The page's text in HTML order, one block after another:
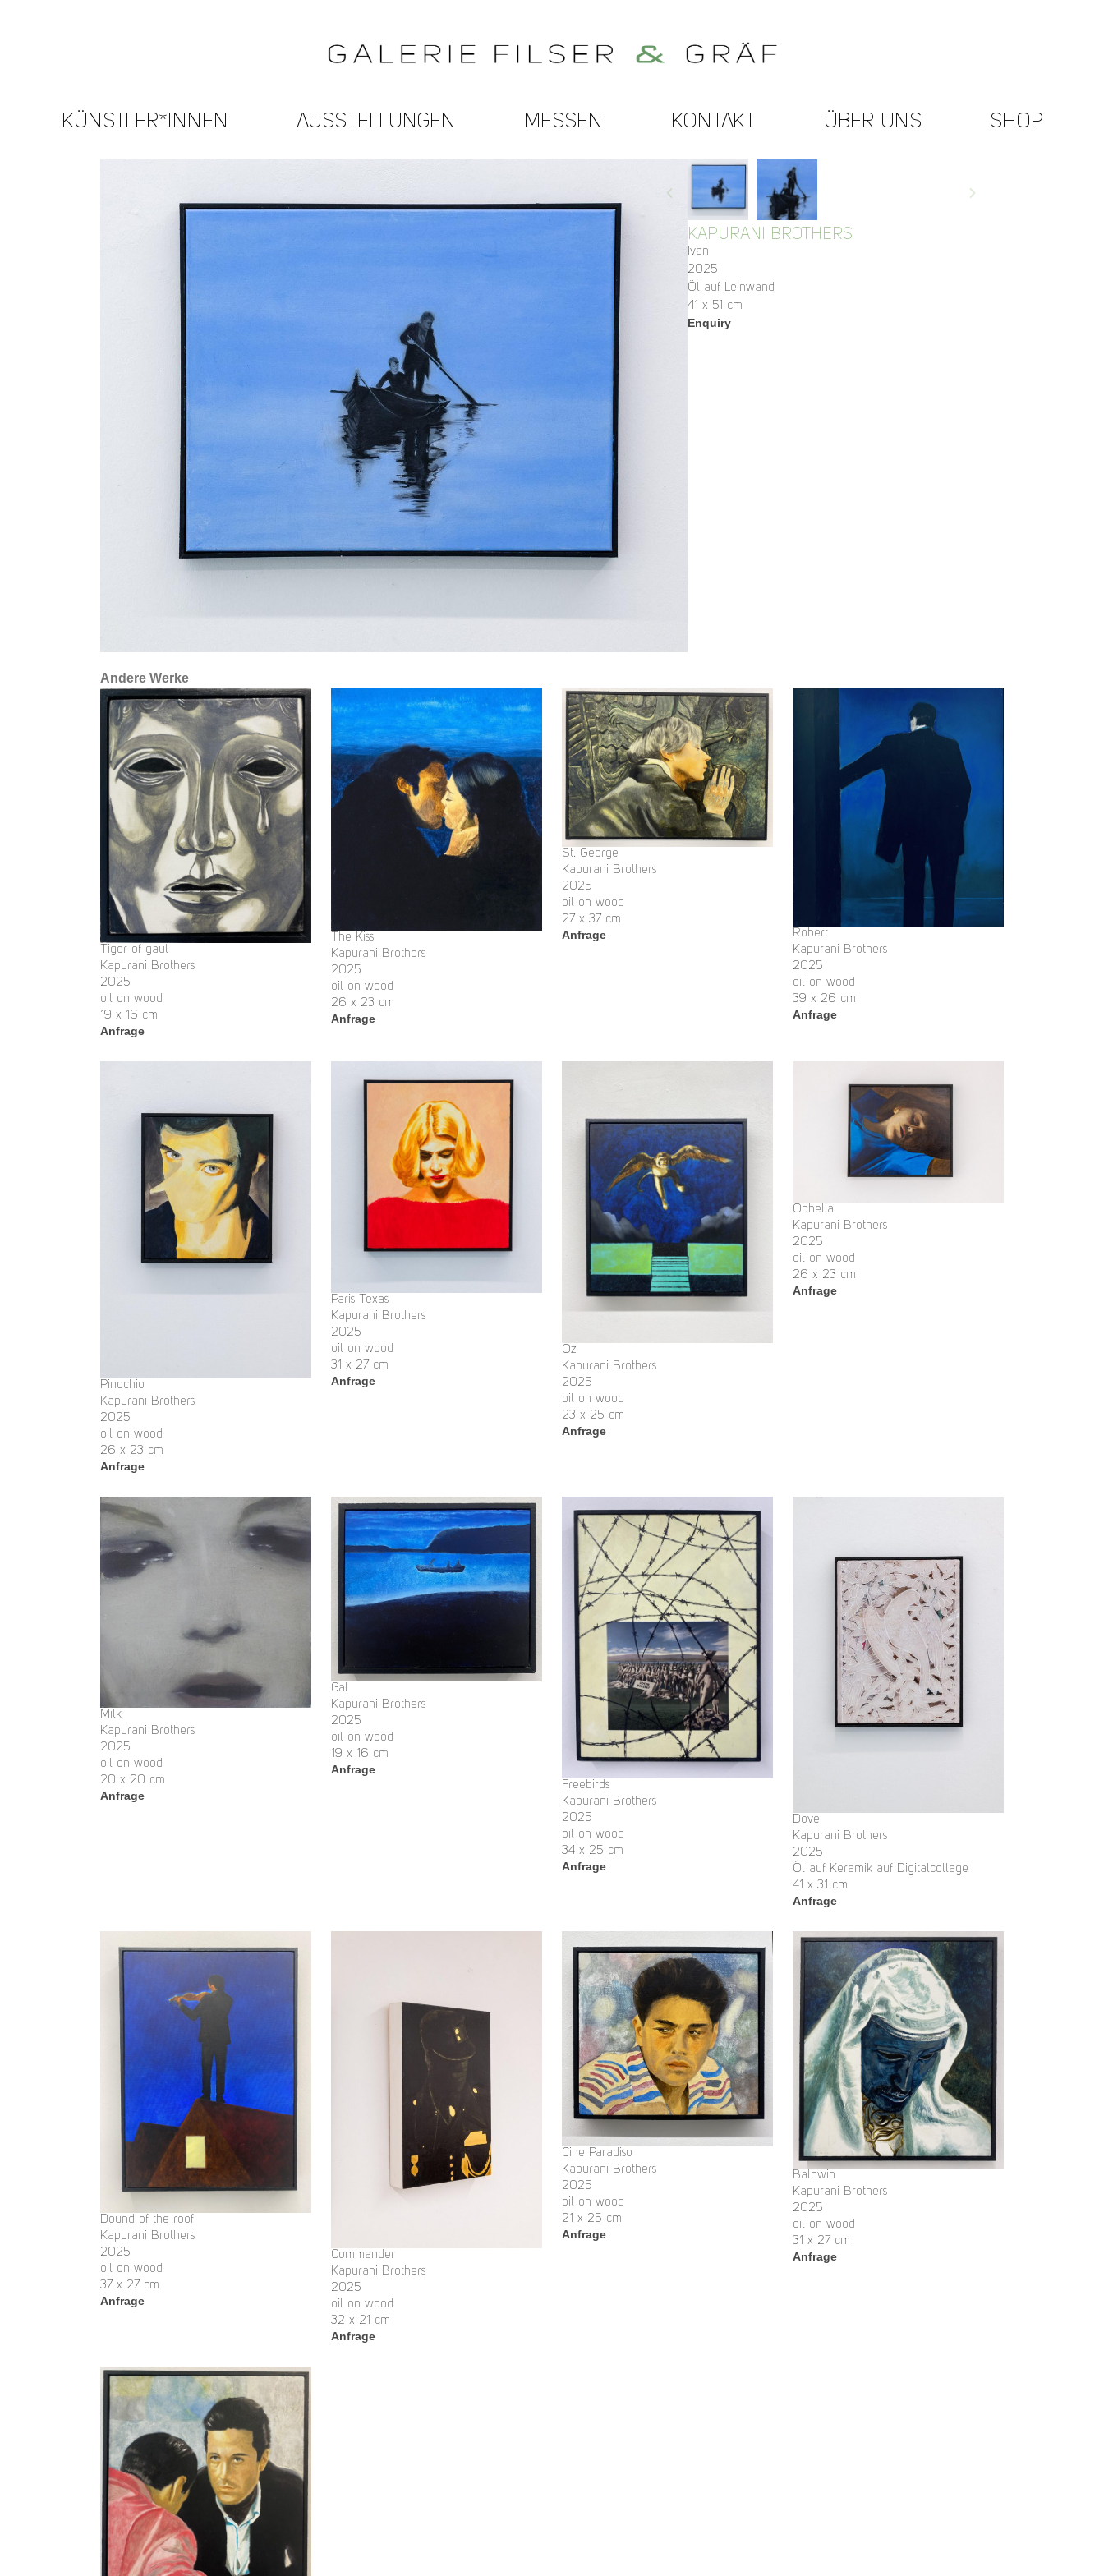
KÜNSTLER*INNEN AUSSTELLUNGEN MESSEN KONTAKT ÜBER UNS SHOP
KAPURANI BROTHERS
Ivan
2025
Öl auf Leinwand
41 x 51 cm
Enquiry
Andere Werke
Tiger of gaul
Kapurani Brothers
2025
oil on wood
19 x 16 cm
Anfrage
The Kiss
Kapurani Brothers
2025
oil on wood
26 x 23 cm
Anfrage
St. George
Kapurani Brothers
2025
oil on wood
27 x 37 cm
Anfrage
Robert
Kapurani Brothers
2025
oil on wood
39 x 26 cm
Anfrage
Pinochio
Kapurani Brothers
2025
oil on wood
26 x 23 cm
Anfrage
Paris Texas
Kapurani Brothers
2025
oil on wood
31 x 27 cm
Anfrage
Oz
Kapurani Brothers
2025
oil on wood
23 x 25 cm
Anfrage
Ophelia
Kapurani Brothers
2025
oil on wood
26 x 23 cm
Anfrage
Milk
Kapurani Brothers
2025
oil on wood
20 x 20 cm
Anfrage
Gal
Kapurani Brothers
2025
oil on wood
19 x 16 cm
Anfrage
Freebirds
Kapurani Brothers
2025
oil on wood
34 x 25 cm
Anfrage
Dove
Kapurani Brothers
2025
Öl auf Keramik auf Digitalcollage
41 x 31 cm
Anfrage
Dound of the roof
Kapurani Brothers
2025
oil on wood
37 x 27 cm
Anfrage
Commander
Kapurani Brothers
2025
oil on wood
32 x 21 cm
Anfrage
Cine Paradiso
Kapurani Brothers
2025
oil on wood
21 x 25 cm
Anfrage
Baldwin
Kapurani Brothers
2025
oil on wood
31 x 27 cm
Anfrage